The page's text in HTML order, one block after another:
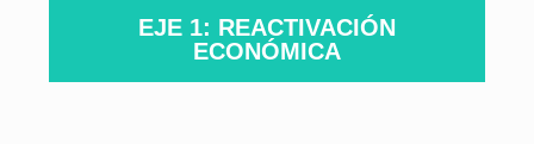
EJE 1: REACTIVACIÓN
ECONÓMICA